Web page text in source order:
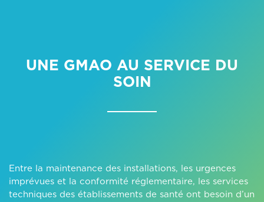
UNE GMAO AU SERVICE DU
SOIN
Entre la maintenance des installations, les urgences
imprévues et la conformité réglementaire, les services
techniques des établissements de santé ont besoin d’un